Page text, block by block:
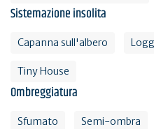
Sistemazione insolita
Capanna sull'albero
Tiny House
Ombreggiatura
Sfumato Semi-ombra